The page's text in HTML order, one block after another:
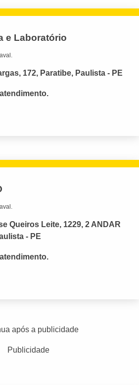
e Laboratório
172, Paratibe, Paulista - PE
Queiros Leite, 1229, 2 ANDAR
- PE
após a publicidade
Publicidade